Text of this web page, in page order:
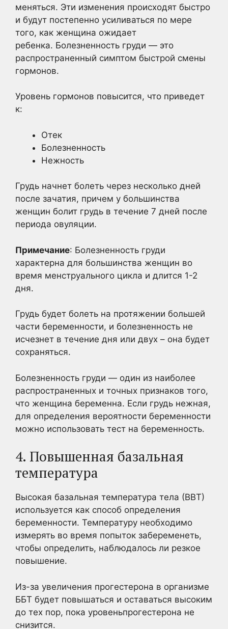
меняться. Эти изменения происходят быстро
и будут постепенно усиливаться по мере
того, как женщина ожидает
ребенка. Болезненность груди — это
распространенный симптом быстрой смены
гормонов.
Уровень гормонов повысится, что приведет
к:
Отек
Болезненность
Нежность
Грудь начнет болеть через несколько дней
после зачатия, причем у большинства
женщин болит грудь в течение 7 дней после
периода овуляции.
Примечание: Болезненность груди
характерна для большинства женщин во
время менструального цикла и длится 1-2
дня.
Грудь будет болеть на протяжении большей
части беременности, и болезненность не
исчезнет в течение дня или двух – она будет
сохраняться.
Болезненность груди — один из наиболее
распространенных и точных признаков того,
что женщина беременна. Если грудь нежная,
для определения вероятности беременности
можно использовать тест на беременность.
4. Повышенная базальная
температура
Высокая базальная температура тела (ВВТ)
используется как способ определения
беременности. Температуру необходимо
измерять во время попыток забеременеть,
чтобы определить, наблюдалось ли резкое
повышение.
Из-за увеличения прогестерона в организме
ББТ будет повышаться и оставаться высоким
до тех пор, пока уровеньпрогестерона не
снизится.